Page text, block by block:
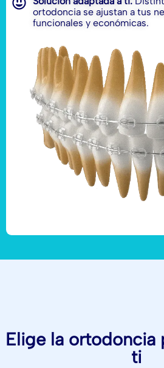
ortodoncia se ajustan a tus
funcionales y económicas.
Elige la ortodoncia
ti